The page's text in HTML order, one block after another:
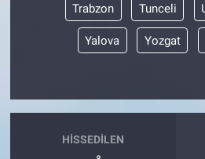
Trabzon Tunceli
Yalova Yozgat
HISSEDILEN